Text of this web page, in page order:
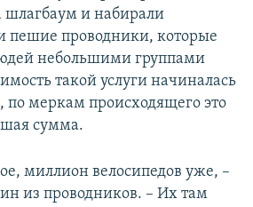
шлагбаум и набирали
проводники, которые
небольшими группами
такой услуги начиналась
по меркам происходящего это
сумма.
миллион велосипедов уже, –
из проводников. – Их там